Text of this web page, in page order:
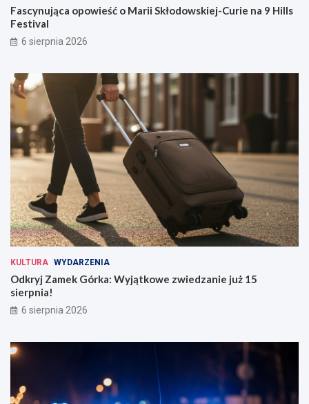
Fascynująca opowieść o Marii Skłodowskiej-Curie na 9 Hills
Festival
6 sierpnia 2026
KULTURA WYDARZENIA
Odkryj Zamek Górka: Wyjątkowe zwiedzanie już 15
sierpnia!
6 sierpnia 2026